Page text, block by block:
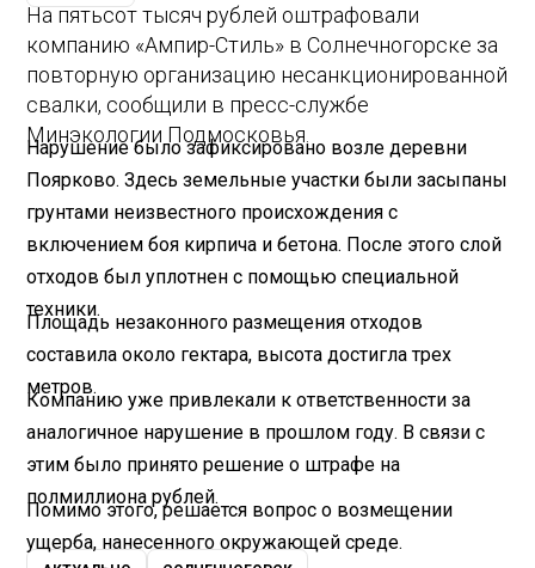
На пятьсот тысяч рублей оштрафовали
компанию «Ампир-Стиль» в Солнечногорске за
повторную организацию несанкционированной
свалки, сообщили в пресс-службе
Минэкологии Подмосковья.
Нарушение было зафиксировано возле деревни
Поярково. Здесь земельные участки были засыпаны
грунтами неизвестного происхождения с
включением боя кирпича и бетона. После этого слой
отходов был уплотнен с помощью специальной
техники.
Площадь незаконного размещения отходов
составила около гектара, высота достигла трех
метров.
Компанию уже привлекали к ответственности за
аналогичное нарушение в прошлом году. В связи с
этим было принято решение о штрафе на
полмиллиона рублей.
Помимо этого, решается вопрос о возмещении
ущерба, нанесенного окружающей среде.